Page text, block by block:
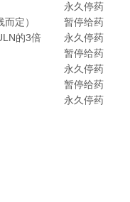
永久停药
定）
暂停给药
的3倍
永久停药
暂停给药
永久停药
暂停给药
永久停药